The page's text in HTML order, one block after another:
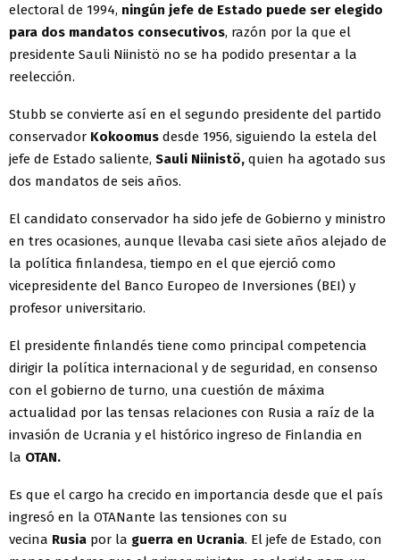
electoral de 1994, ningún jefe de Estado puede ser elegido
para dos mandatos consecutivos, razón por la que el
presidente Sauli Niinistö no se ha podido presentar a la
reelección.
Stubb se convierte así en el segundo presidente del partido
conservador Kokoomus desde 1956, siguiendo la estela del
jefe de Estado saliente, Sauli Niinistö, quien ha agotado sus
dos mandatos de seis años.
El candidato conservador ha sido jefe de Gobierno y ministro
en tres ocasiones, aunque llevaba casi siete años alejado de
la política finlandesa, tiempo en el que ejerció como
vicepresidente del Banco Europeo de Inversiones (BEI) y
profesor universitario.
El presidente finlandés tiene como principal competencia
dirigir la política internacional y de seguridad, en consenso
con el gobierno de turno, una cuestión de máxima
actualidad por las tensas relaciones con Rusia a raíz de la
invasión de Ucrania y el histórico ingreso de Finlandia en
la OTAN.
Es que el cargo ha crecido en importancia desde que el país
ingresó en la OTANante las tensiones con su
vecina Rusia por la guerra en Ucrania. El jefe de Estado, con